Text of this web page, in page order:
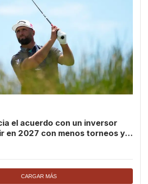
el acuerdo con un inversor
en 2027 con menos torneos y
CARGAR MÁS